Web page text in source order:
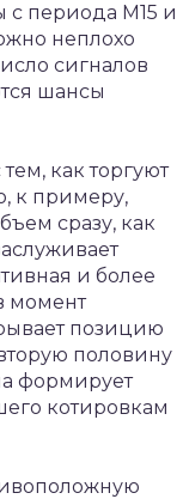
с периода М15 и
неплохо
сигналов
шансы
как торгуют
к примеру,
сразу, как
и более
момент
позицию
половину
формирует
котировкам